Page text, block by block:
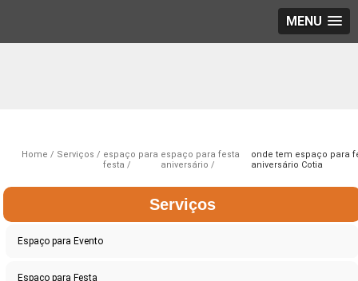
MENU
Home Serviços
espaço para
festa
espaço para festa
aniversário
onde tem espaço para
aniversário Cotia
Serviços
Espaço para Evento
Espaço para Festa